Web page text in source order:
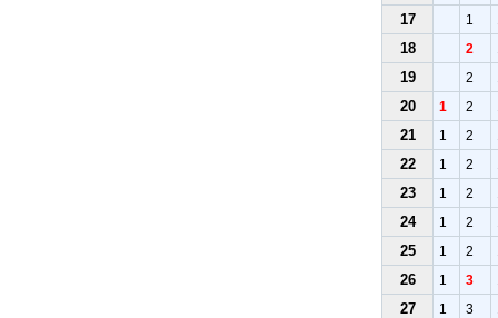
17 1
18 2
19 2
20 1 2
21 1 2
22 1 2
23 1 2
24 1 2
25 1 2
26 1 3
27 1 3